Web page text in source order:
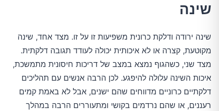
שינה
שינה ירודה ודלקת כרונית משפיעות זו על זו. מצד אחד, שינה
מקוטעת, קצרה או לא איכותית יכולה לעודד תגובה דלקתית.
מצד שני, כשהגוף נמצא במצב של דריכות חיסונית מתמשכת,
איכות השינה עלולה להיפגע. לכן הרבה אנשים עם תהליכים
דלקתיים כרוניים מדווחים שהם ישנים, אבל לא באמת קמים
רעננים, או שהם נרדמים בקושי ומתעוררים הרבה במהלך